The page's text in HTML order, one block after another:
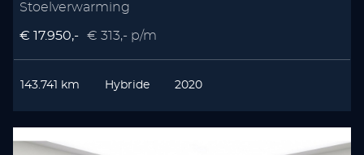
Stoelverwarming
€ 17.950,- € 313,- p/m
143.741 km Hybride 2020